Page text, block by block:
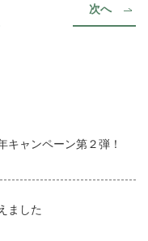
次へ
キャンペーン第２弾！
ました